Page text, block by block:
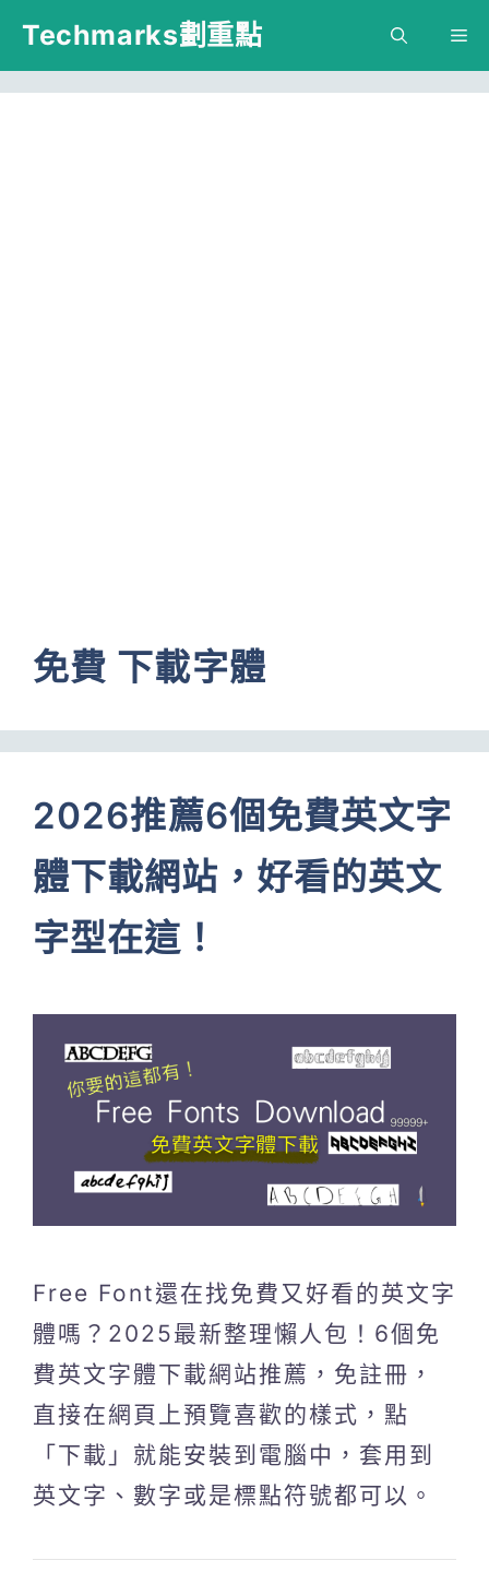
跳
主
Techmarks劃重點
免費 下載字體
2026推薦6個免費英文字
體下載網站，好看的英文
字型在這！
Free Font還在找免費又好看的英文字
體嗎？2025最新整理懶人包！6個免
費英文字體下載網站推薦，免註冊，
直接在網頁上預覽喜歡的樣式，點
「下載」就能安裝到電腦中，套用到
英文字、數字或是標點符號都可以。